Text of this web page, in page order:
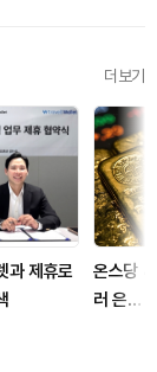
더보기
과 제휴로
온스당
러 은…